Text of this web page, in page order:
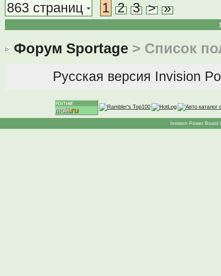
863 страниц 1 2 3 > »
Форум Sportage > Список
Русская версия Invision
Invision Power